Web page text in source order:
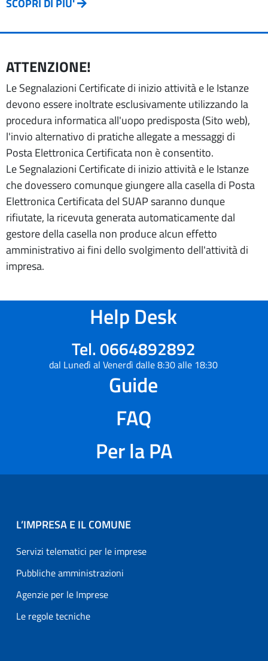
SCOPRI DI PIU'
ATTENZIONE!
Le Segnalazioni Certificate di inizio attività e le Istanze
devono essere inoltrate esclusivamente utilizzando la
procedura informatica all'uopo predisposta (Sito web),
l'invio alternativo di pratiche allegate a messaggi di
Posta Elettronica Certificata non è consentito.
Le Segnalazioni Certificate di inizio attività e le Istanze
che dovessero comunque giungere alla casella di Posta
Elettronica Certificata del SUAP saranno dunque
rifiutate, la ricevuta generata automaticamente dal
gestore della casella non produce alcun effetto
amministrativo ai fini dello svolgimento dell'attività di
impresa.
Help Desk
Tel. 0664892892
dal Lunedì al Venerdì dalle 8:30 alle 18:30
Guide
FAQ
Per la PA
L’IMPRESA E IL COMUNE
Servizi telematici per le imprese
Pubbliche amministrazioni
Agenzie per le Imprese
Le regole tecniche